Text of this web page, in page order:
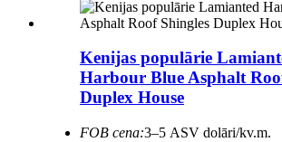
Kenijas populārie
Harbour Blue Asphalt
Duplex House
FOB cena:3–5 ASV dolāri/kv.m.